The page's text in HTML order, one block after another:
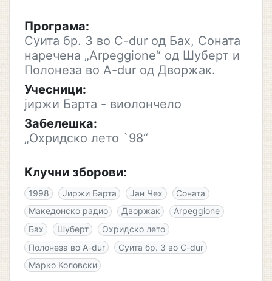
Програма:
Суита бр. 3 во C-dur од Бах, Соната
наречена „Arpeggione“ од Шуберт и
Полонеза во A-dur од Дворжак.
Учесници:
јиржи Барта - виолончело
Забелешка:
„Охридско лето `98“
Клучни зборови:
1998 Јиржи Барта Јан Чех
Соната
Македонско радио
Дворжак
Arpeggione
Бах
Шуберт
Охридско лето
Полонеза во A-dur
Суита бр. 3 во C-dur
Марко Коловски